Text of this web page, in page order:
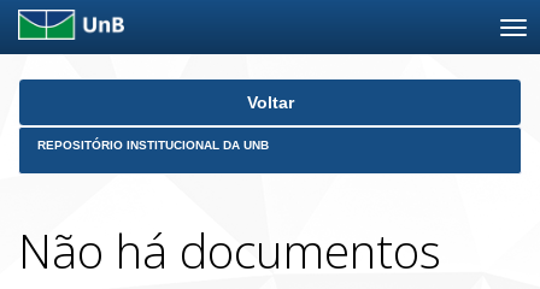
Skip
Voltar
REPOSITÓRIO INSTITUCIONAL DA UNB
Não há documentos